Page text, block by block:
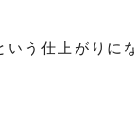
う仕上がりに